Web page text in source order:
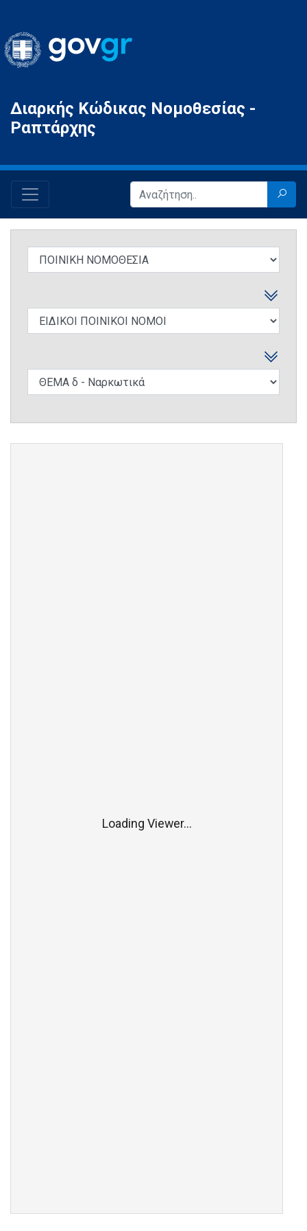
Gov.gr
Διαρκής Κώδικας Νομοθεσίας -
Ραπτάρχης
Loading Viewer...